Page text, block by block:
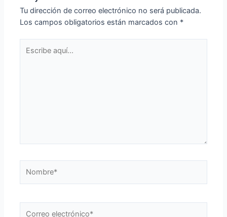
Deja un comentario
Tu dirección de correo electrónico no será publicada.